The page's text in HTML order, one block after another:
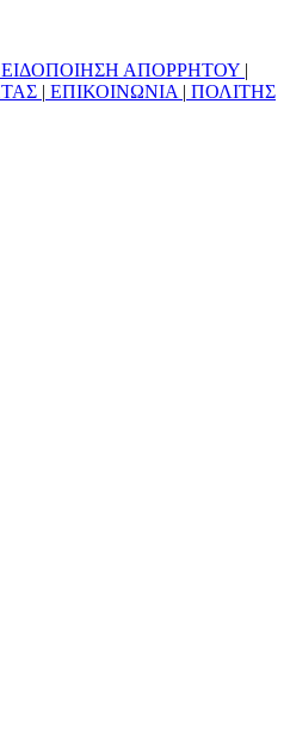
ΕΙΔΟΠΟΙΗΣΗ ΑΠΟΡΡΗΤΟΥ |
| ΕΠΙΚΟΙΝΩΝΙΑ | ΠΟΛΙΤΗΣ